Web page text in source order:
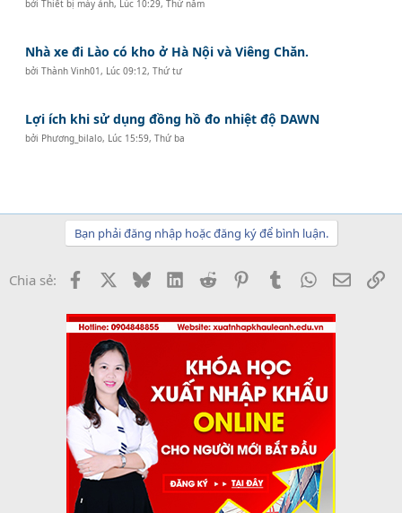
bởiThiết bị máy ảnh, Lúc 10:29, Thứ năm
Nhà xe đi Lào có kho ở Hà Nội và Viêng Chăn.
bởiThành Vinh01 , Lúc 09:12, Thứ tư
Lợi ích khi sử dụng đồng hồ đo nhiệt độ DAWN
bởi Phương_bilalo, Lúc 15:59, Thứ ba
Bạn phải đăng nhập hoặc đăng ký để bình luận.
Chia sẻ: Facebook BlueskyLinkedInReddit PinterestTumblrWhatsApp
Email